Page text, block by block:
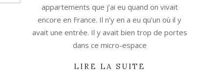
appartements que j’ai eu quand on vivait
encore en France. Il n’y en a eu qu’un où il y
avait une entrée. Il y avait bien trop de portes
dans ce micro-espace
LIRE LA SUITE